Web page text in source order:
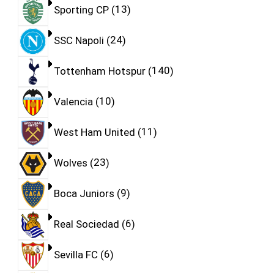
Sporting CP 13
SSC Napoli 24
Tottenham Hotspur 140
Valencia 10
West Ham United 11
Wolves 23
Boca Juniors 9
Real Sociedad 6
Sevilla FC 6